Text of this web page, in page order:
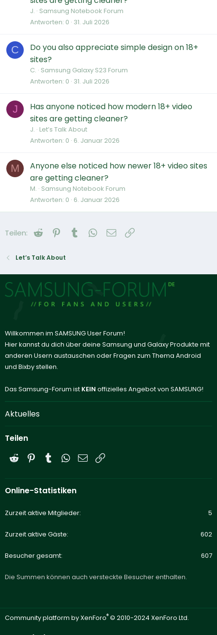
J. Samsung Notebook Forum
Antworten 0 31. Juli 2026
C
Do you also appreciate simple design on 18+
sites?
C. Samsung Galaxy S23 Forum
Antworten 0 31. Juli 2026
J
Has anyone noticed how modern 18+ video
sites are getting cleaner?
J. Let’s Talk About
Antworten 0 6. Januar 2026
M
Anyone else noticed how newer 18+ video sites
are getting cleaner?
M. Samsung Notebook Forum
Antworten 0 6. Januar 2026
Teilen: Reddit Pinterest
Tumblr WhatsApp
E-Mail
Let’s Talk About
Willkommen im SAMSUNG User Forum!
Hier kannst du dich über deine Samsung und Galaxy Produkte mit
anderen Usern austauschen oder Fragen zum Thema Android
und Bixby stellen.
Das Samsung-Forum ist KEIN offizielles Angebot von SAMSUNG!
Aktuelles
Teilen
Reddit PinterestTumblrWhatsApp
E-Mail
Online-Statistiken
Zurzeit aktive Mitglieder 5
Zurzeit aktive Gäste 602
Besucher gesamt 607
Die Summen können auch versteckte Besucher enthalten.
Community platform by XenForo® © 2010-2024 XenForo Ltd.